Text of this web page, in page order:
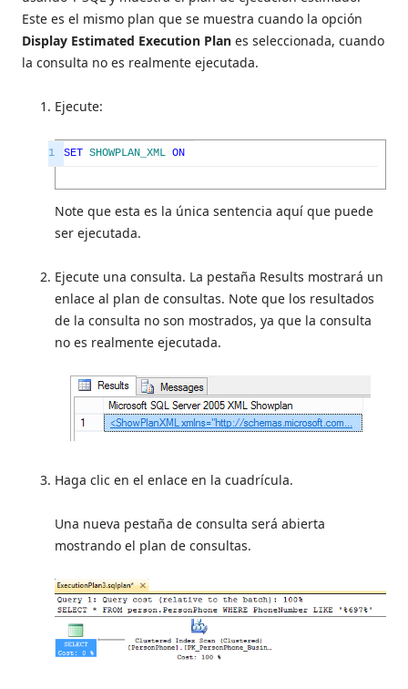
Este es el mismo plan que se muestra cuando la opción
Display Estimated Execution Plan es seleccionada, cuando
la consulta no es realmente ejecutada.
Ejecute:
1 SET SHOWPLAN_XML ON
Note que esta es la única sentencia aquí que puede
ser ejecutada.
Ejecute una consulta. La pestaña Results mostrará un
enlace al plan de consultas. Note que los resultados
de la consulta no son mostrados, ya que la consulta
no es realmente ejecutada.
Haga clic en el enlace en la cuadrícula.
Una nueva pestaña de consulta será abierta
mostrando el plan de consultas.